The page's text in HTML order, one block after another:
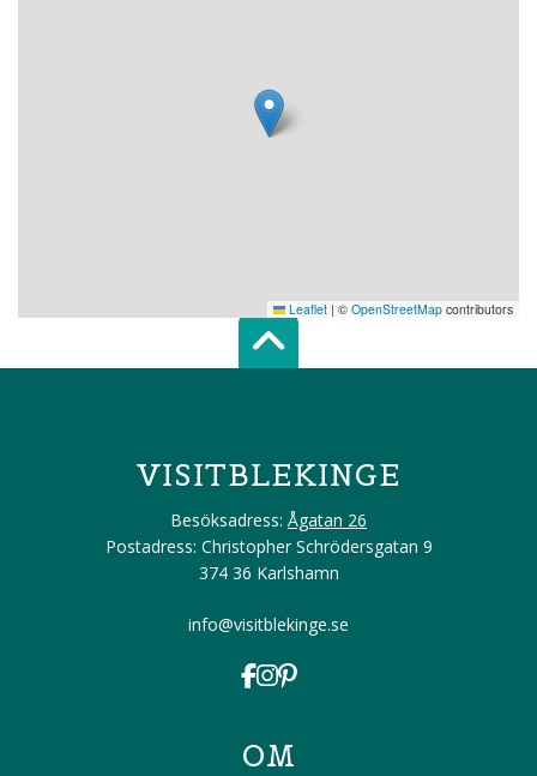
Leaflet | © OpenStreetMap contributors
Scroll top of
VISITBLEKINGE
Besöksadress: Ågatan 26
Postadress: Christopher Schrödersgatan 9
374 36 Karlshamn
info@visitblekinge.se
OM